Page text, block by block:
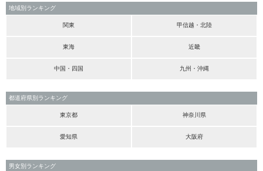
地域別ランキング
関東 甲信越・北陸
東海 近畿
中国・四国 九州・沖縄
都道府県別ランキング
東京都 神奈川県
愛知県 大阪府
男女別ランキング